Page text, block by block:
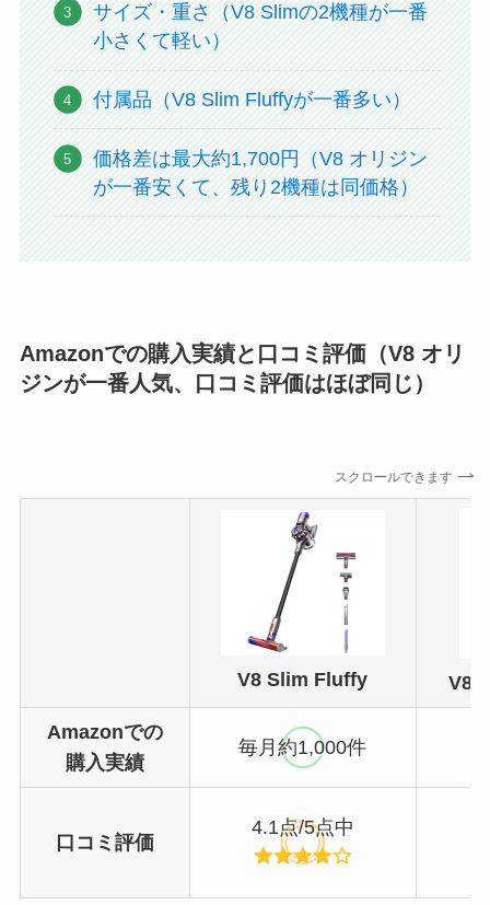
サイズ・重さ（V8 Slimの2機種が一番
小さくて軽い）
付属品（V8 Slim Fluffyが一番多い）
価格差は最大約1,700円（V8 オリジン
が一番安くて、残り2機種は同価格）
Amazonでの購入実績と口コミ評価（V8 オリ
ジンが一番人気、口コミ評価はほぼ同じ）
スクロールできます
V8 Slim Fluffy V8
Amazonでの
購入実績
毎月約1,000件
口コミ評価
4.1点/5点中